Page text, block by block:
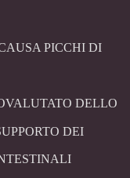
PICCHI DI
DELLO
DEI